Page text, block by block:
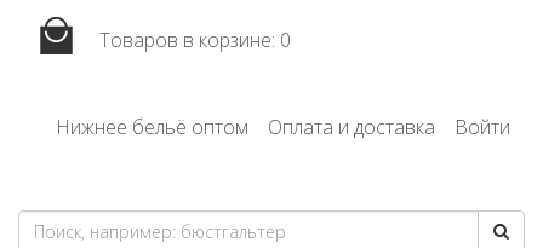
Товаров в корзине: 0
Нижнее бельё оптом Оплата и доставка Войти